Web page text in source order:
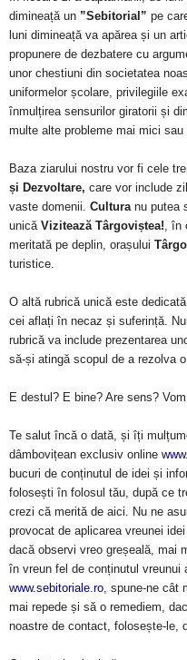
dimineață un ”Sebitorial” pe
luni dimineață va apărea și un
propunere de dezbatere cu
unor chestiuni din societatea
uniformelor școlare, privilegiile
înmulțirea sensurilor giratorii și
multe alte probleme mai mici sau
Baza ziarului nostru vor fi cele
și Dezvoltare, care vor include
vaste domenii. Culturanu putea
unică Vizitează Târgoviștea!, în
meritată pe deplin, orașului
turistice.
O altă rubrică unică este
cei aflați în necaz și suferință.
rubrică va include prezentarea
să-și atingă scopul de a rezolva
E destul? E bine? Are sens?
Te salut încă o dată, și îți
dâmbovițean exclusiv online
bucuri de conținutul de idei și
folosești în folosul tău, după ce
crezi că merită de aici. Nu ne
provocat de aplicarea vreunei
dacă observi vreo greșeală, mai
în vreun fel de conținutul vreunui
www.sebitoriale.ro, spune-ne cât
mai repede și să o remediem,
noastre de contact, folosește-le,